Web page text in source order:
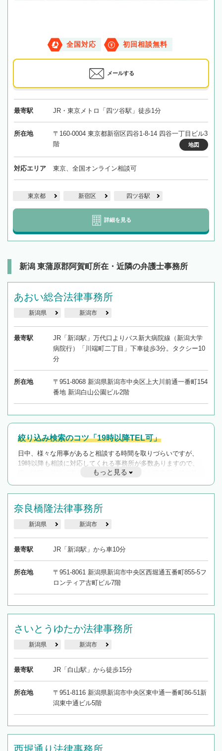
全国対応 初回相談無料
メールする
最寄駅 JR・東京メトロ「四ツ谷駅」徒歩1分
所在地
〒160-0004 東京都新宿区四谷1-8-14 四谷一丁目ビル3
階
地図
対応エリア 東京、全国オンライン相談可
東京都 新宿区 四ツ谷駅
詳細を見る
新潟 東蒲原郡阿賀町所在・近隣の弁護士事務所
あおい総合法律事務所
新潟県 新潟市
最寄駅
JR「新潟駅」万代口よりバス新大病院線（新潟大学
病院行）「川端町二丁目」下車徒歩3分。タクシー10
分
所在地
〒951-8068 新潟県新潟市中央区上大川前通一番町154
番地 新潟白山公園ビル2階
絞り込み検索のコツ「19時以降TEL可」
日中、様々な用事があると相談する時間を取りづらいですが、
19時以降も相談に対応してくれる事務所が多数ありますので、
遅い時間の相談が増えそうな場合はそのような事務所に絞り込
んで検索してみましょう。
を加えて再検索
もっと見る
奈良橋隆法律事務所
新潟県 新潟市
最寄駅 JR「新潟駅」から車10分
所在地
〒951-8061 新潟県新潟市中央区西堀通五番町855-5フ
ロンティア古町ビル7階
さいとうゆたか法律事務所
新潟県 新潟市
最寄駅 JR「白山駅」から徒歩15分
所在地
〒951-8116 新潟県新潟市中央区東中通一番町86-51新
潟東中通ビル5階
西堀通り法律事務所